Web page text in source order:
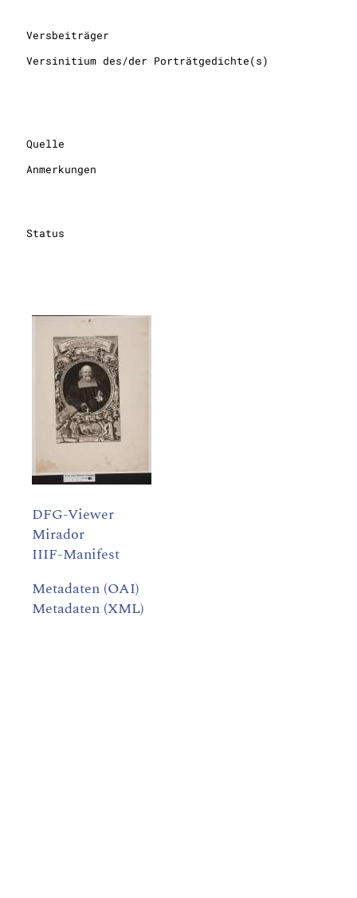
Versbeiträger
Versinitium des/der Porträtgedichte(s)
Quelle
Anmerkungen
Status
DFG-Viewer
Mirador
IIIF-Manifest
Metadaten (OAI)
Metadaten (XML)